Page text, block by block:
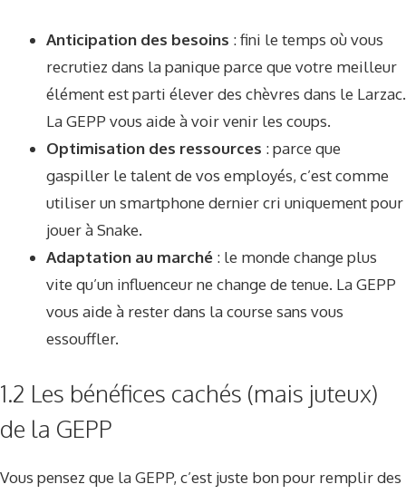
Anticipation des besoins : fini le temps où vous
recrutiez dans la panique parce que votre meilleur
élément est parti élever des chèvres dans le Larzac.
La GEPP vous aide à voir venir les coups.
Optimisation des ressources : parce que
gaspiller le talent de vos employés, c’est comme
utiliser un smartphone dernier cri uniquement pour
jouer à Snake.
Adaptation au marché : le monde change plus
vite qu’un influenceur ne change de tenue. La GEPP
vous aide à rester dans la course sans vous
essouffler.
1.2 Les bénéfices cachés (mais juteux)
de la GEPP
Vous pensez que la GEPP, c’est juste bon pour remplir des